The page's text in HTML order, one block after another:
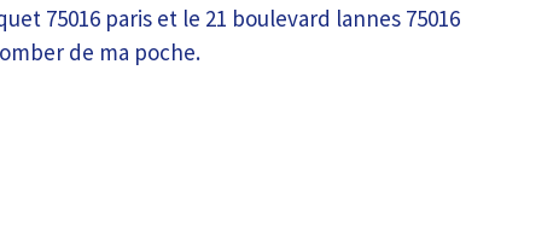
75016 paris et le 21 boulevard lannes 75016
de ma poche.